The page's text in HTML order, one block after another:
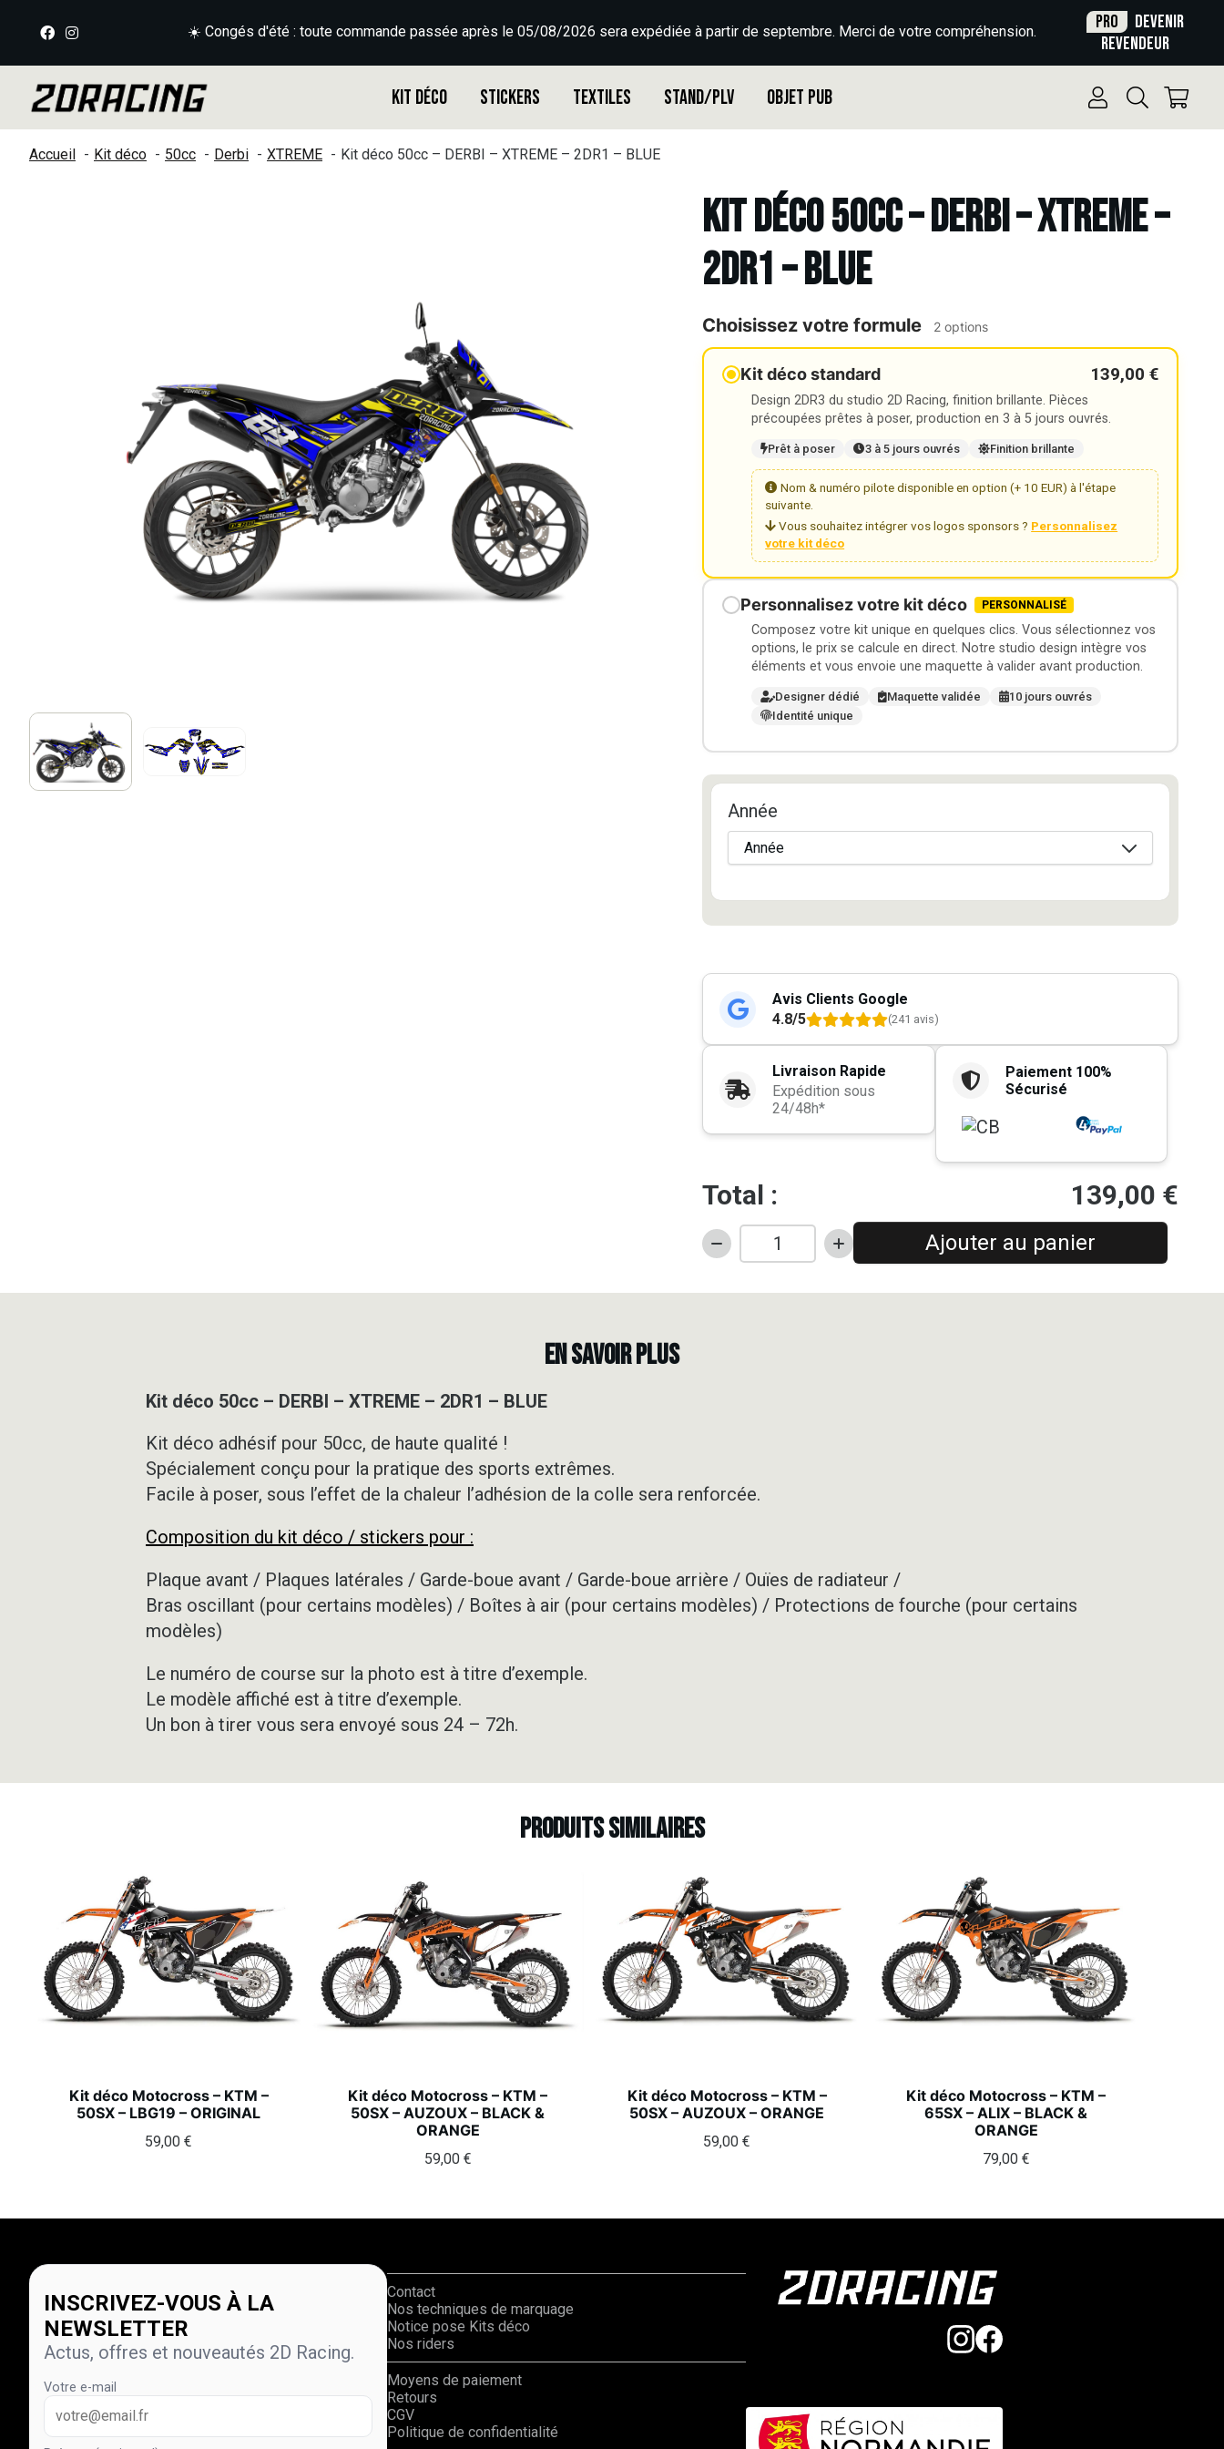
☀️ Congés d'été : toute commande passée après le 05/08/2026 sera expédiée à partir de septembre. Merci de votre compréhension. Pro
Devenir
revendeur
Kit déco Stickers Textiles Stand/PLV Objet Pub
Accueil Kit déco 50cc Derbi XTREME Kit déco 50cc – DERBI – XTREME – 2DR1 – BLUE
Kit déco 50cc – DERBI – XTREME –
2DR1 – BLUE
Choisissez votre formule 2 options
Kit déco standard 139,00 €
Design 2DR3 du studio 2D Racing, finition brillante. Pièces
précoupées prêtes à poser, production en 3 à 5 jours ouvrés.
Prêt à poser 3 à 5 jours ouvrés Finition brillante
Nom & numéro pilote disponible en option (+ 10 EUR) à l'étape
suivante.
Vous souhaitez intégrer vos logos sponsors ? Personnalisez
votre kit déco
Personnalisez votre kit déco PERSONNALISÉ
Composez votre kit unique en quelques clics. Vous sélectionnez vos
options, le prix se calcule en direct. Notre studio design intègre vos
éléments et vous envoie une maquette à valider avant production.
Designer dédié Maquette validée
10 jours ouvrés
Identité unique
Année
Avis Clients Google
4.8/5
(241 avis)
Livraison Rapide
Expédition sous
24/48h*
Paiement 100%
Sécurisé
Total : 139,00 €
quantité
Kit
-
Ajouter au panier
EN SAVOIR PLUS
Kit déco 50cc – DERBI – XTREME – 2DR1 – BLUE
Kit déco adhésif pour 50cc, de haute qualité !
Spécialement conçu pour la pratique des sports extrêmes.
Facile à poser, sous l’effet de la chaleur l’adhésion de la colle sera renforcée.
Composition du kit déco / stickers pour :
Plaque avant / Plaques latérales / Garde-boue avant / Garde-boue arrière / Ouïes de radiateur /
Bras oscillant (pour certains modèles) / Boîtes à air (pour certains modèles) / Protections de fourche (pour certains
modèles)
Le numéro de course sur la photo est à titre d’exemple.
Le modèle affiché est à titre d’exemple.
Un bon à tirer vous sera envoyé sous 24 – 72h.
Produits similaires
Kit déco Motocross – KTM –
50SX – LBG19 – ORIGINAL
59,00€
Kit déco Motocross – KTM –
50SX – AUZOUX – BLACK &
ORANGE
59,00 €
Kit déco Motocross – KTM –
50SX – AUZOUX – ORANGE
59,00€
Kit déco Motocross – KTM –
65SX – ALIX – BLACK &
ORANGE
79,00 €
INSCRIVEZ-VOUS À LA
NEWSLETTER
Actus, offres et nouveautés 2D Racing.
Votre e-mail
Contact
Nos techniques de marquage
Notice pose Kits déco
Nos riders
Moyens de paiement
Retours
CGV
Politique de confidentialité